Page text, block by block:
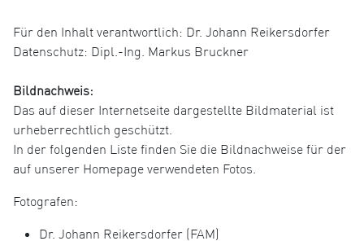
Für den Inhalt verantwortlich: Dr. Johann Reikersdorfer
Datenschutz: Dipl.-Ing. Markus Bruckner
Bildnachweis:
Das auf dieser Internetseite dargestellte Bildmaterial ist
urheberrechtlich geschützt.
In der folgenden Liste finden Sie die Bildnachweise für der
auf unserer Homepage verwendeten Fotos.
Fotografen:
Dr. Johann Reikersdorfer (FAM)